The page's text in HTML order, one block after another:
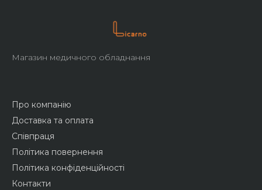
Магазин медичного обладнання
Про компанію
Доставка та оплата
Співпраця
Політика повернення
Політика конфіденційності
Контакти